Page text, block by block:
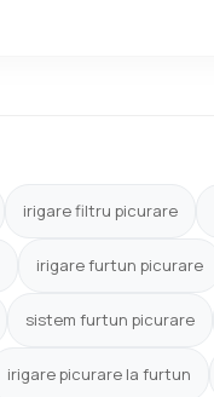
irigare filtru picurare
irigare furtun picurare
sistem furtun picurare
irigare picurare la furtun